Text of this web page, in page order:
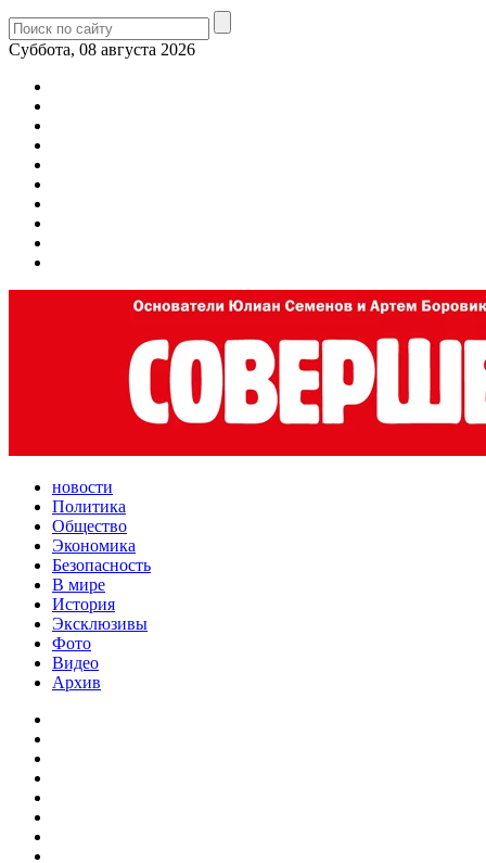
Суббота, 08 августа 2026
новости
Политика
Общество
Экономика
Безопасность
В мире
История
Эксклюзивы
Фото
Видео
Архив